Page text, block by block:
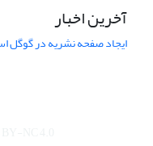
آخرین اخبار
ایجاد صفحه نشریه در گوگل